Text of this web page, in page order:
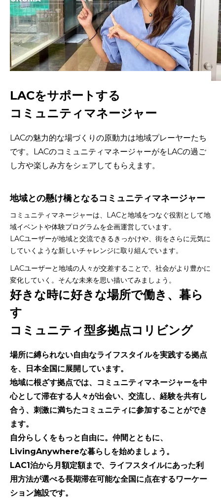
LACをサポートする
コミュニティマネージャー
LACの魅力的な場づくりの原動力は地域プレーヤーたち
です。LACのコミュニティマネージャーがをLACの過ご
し方や楽しみ方をシェアしてもらえます。
地域との懸け橋となるコミュニティマネージャー
コミュニティマネージャーは、LACと地域をつなぐ役割として地
域イベントや体験プログラムを企画運営しています。
LACユーザーが地域と交流できるきっかけや、街をさらに元気に
していくような新しいチャレンジに取り組んでいます。
LACユーザーと地域の人々が交差することで、社会がより豊かに
変化していく。そんな未来を思い描いてみましょう。
好きな時に好きな場所で働き、暮ら
す
コミュニティ型多拠点コリビング
場所に縛られない自由なライフスタイルを実践する拠点
を、日本全国に展開しています。
地域に根ざす拠点では、コミュニティマネージャーを中
心として滞在する人々が出会い、交流し、経験を共有し
合う、刺激に満ちたコミュニティに参加することができ
ます。
自分らしくをもっと自由に。仲間とともに、
LivingAnywhereな暮らしを始めましょう。
LAC1泊から月額定額まで、ライフスタイルにあった利
用方法が選べる長期滞在可能な全国に点在するワーケー
ション施設です。